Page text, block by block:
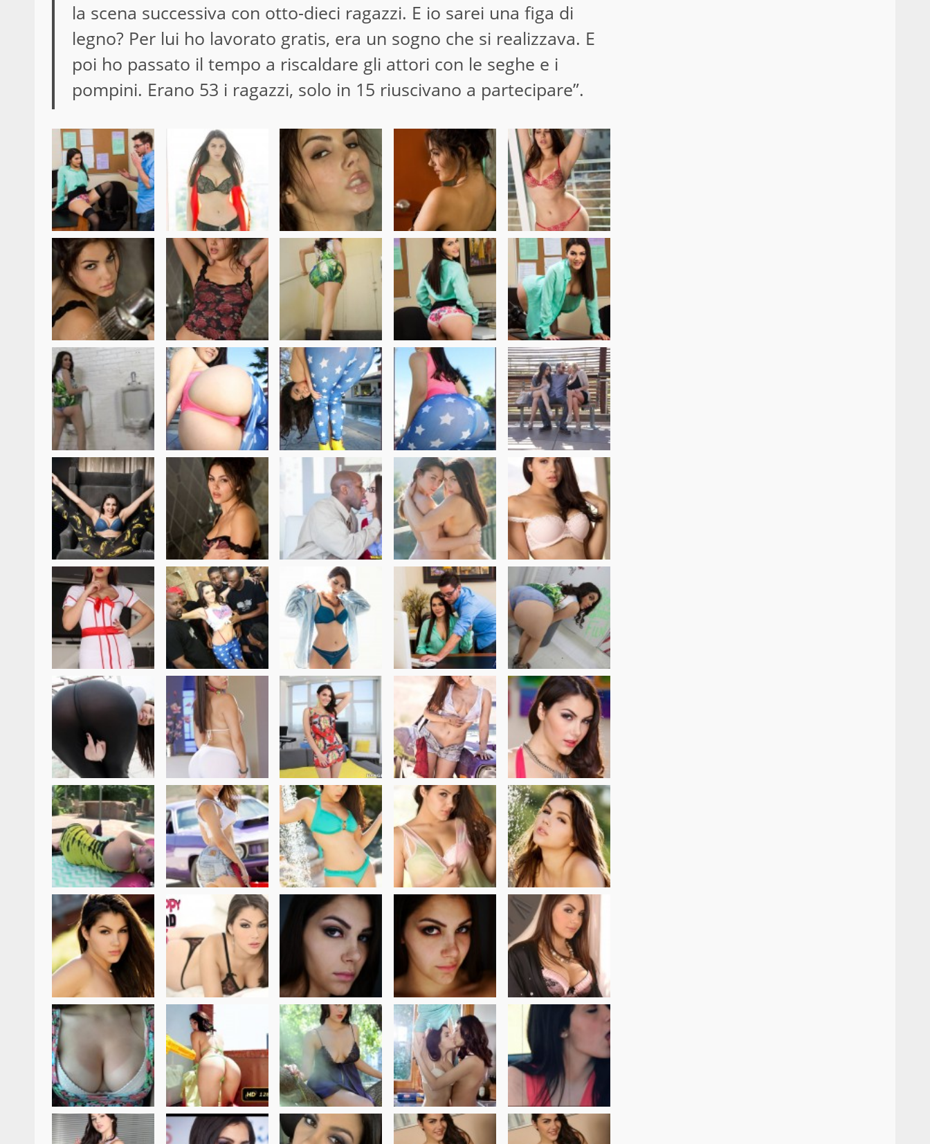
la scena successiva con otto-dieci ragazzi. E io sarei una figa di
legno? Per lui ho lavorato gratis, era un sogno che si realizzava. E
poi ho passato il tempo a riscaldare gli attori con le seghe e i
pompini. Erano 53 i ragazzi, solo in 15 riuscivano a partecipare”.